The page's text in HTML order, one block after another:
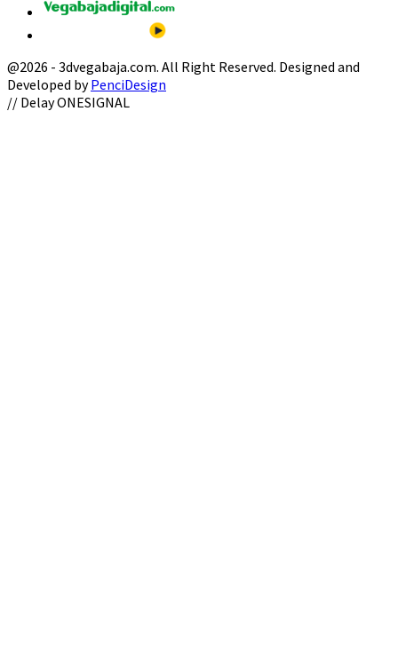
@2026 - 3dvegabaja.com. All Right Reserved. Designed and
Developed byPenciDesign
Facebook
Twitter
Instagram
Youtube
Email
// Delay ONESIGNAL